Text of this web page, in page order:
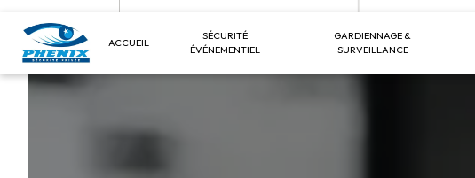
ACCUEIL
SÉCURITÉ
ÉVÉNEMENTIEL
GARDIENNAGE &
SURVEILLANCE
Panneau de gestion des cookies